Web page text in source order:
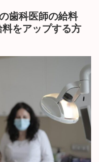
歯科医師の給料
をアップする方